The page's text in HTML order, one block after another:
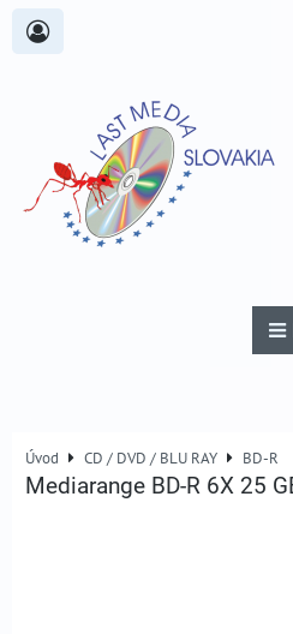
Úvod CD / DVD / BLU RAY BD-R
Mediarange BD-R 6X 25